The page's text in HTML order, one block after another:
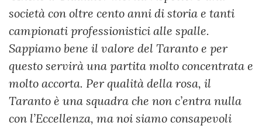
società con oltre cento anni di storia e tanti
campionati professionistici alle spalle.
Sappiamo bene il valore del Taranto e per
questo servirà una partita molto concentrata e
molto accorta. Per qualità della rosa, il
Taranto è una squadra che non c’entra nulla
con l’Eccellenza, ma noi siamo consapevoli